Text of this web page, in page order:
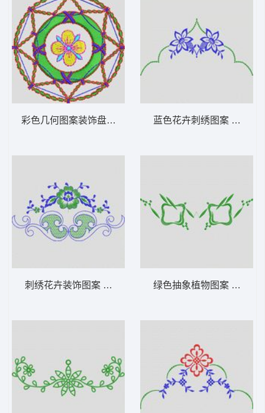
彩色几何图案装饰盘 植物花型
刺绣花卉装饰图案 植物花型
蓝色花卉刺绣图案 植物花
绿色抽象植物图案 植物花